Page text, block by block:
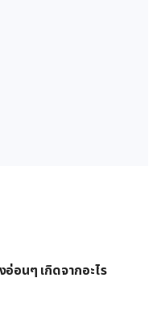
อนๆ เกิดจากอะไร